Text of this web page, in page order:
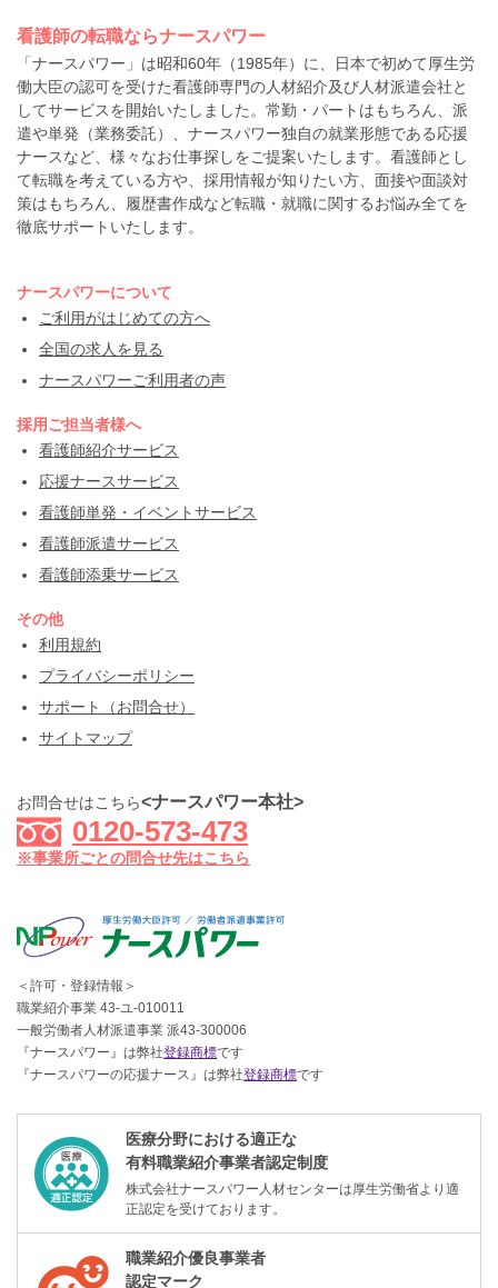
看護師の転職ならナースパワー
「ナースパワー」は昭和60年（1985年）に、日本で初めて厚生労
働大臣の認可を受けた看護師専門の人材紹介及び人材派遣会社と
してサービスを開始いたしました。常勤・パートはもちろん、派
遣や単発（業務委託）、ナースパワー独自の就業形態である応援
ナースなど、様々なお仕事探しをご提案いたします。看護師とし
て転職を考えている方や、採用情報が知りたい方、面接や面談対
策はもちろん、履歴書作成など転職・就職に関するお悩み全てを
徹底サポートいたします。
ナースパワーについて
ご利用がはじめての方へ
全国の求人を見る
ナースパワーご利用者の声
採用ご担当者様へ
看護師紹介サービス
応援ナースサービス
看護師単発・イベントサービス
看護師派遣サービス
看護師添乗サービス
その他
利用規約
プライバシーポリシー
サポート（お問合せ）
サイトマップ
お問合せはこちら<ナースパワー本社>
0120-573-473
※事業所ごとの問合せ先はこちら
＜許可・登録情報＞
職業紹介事業 43-ユ-010011
一般労働者人材派遣事業 派43-300006
『ナースパワー』は弊社登録商標です
『ナースパワーの応援ナース』は弊社登録商標です
医療分野における適正な
有料職業紹介事業者認定制度
株式会社ナースパワー人材センターは厚生労働省より適
正認定を受けております。
職業紹介優良事業者
認定マーク